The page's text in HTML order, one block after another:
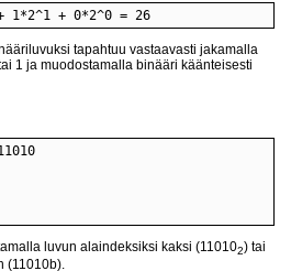
1*2^1 + 0*2^0 = 26
tapahtuu vastaavasti jakamalla
1 ja muodostamalla binääri käänteisesti
luvun alaindeksiksi kaksi (110102) tai
(11010b).